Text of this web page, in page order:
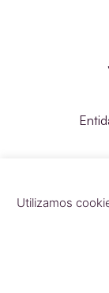
Utilizamos